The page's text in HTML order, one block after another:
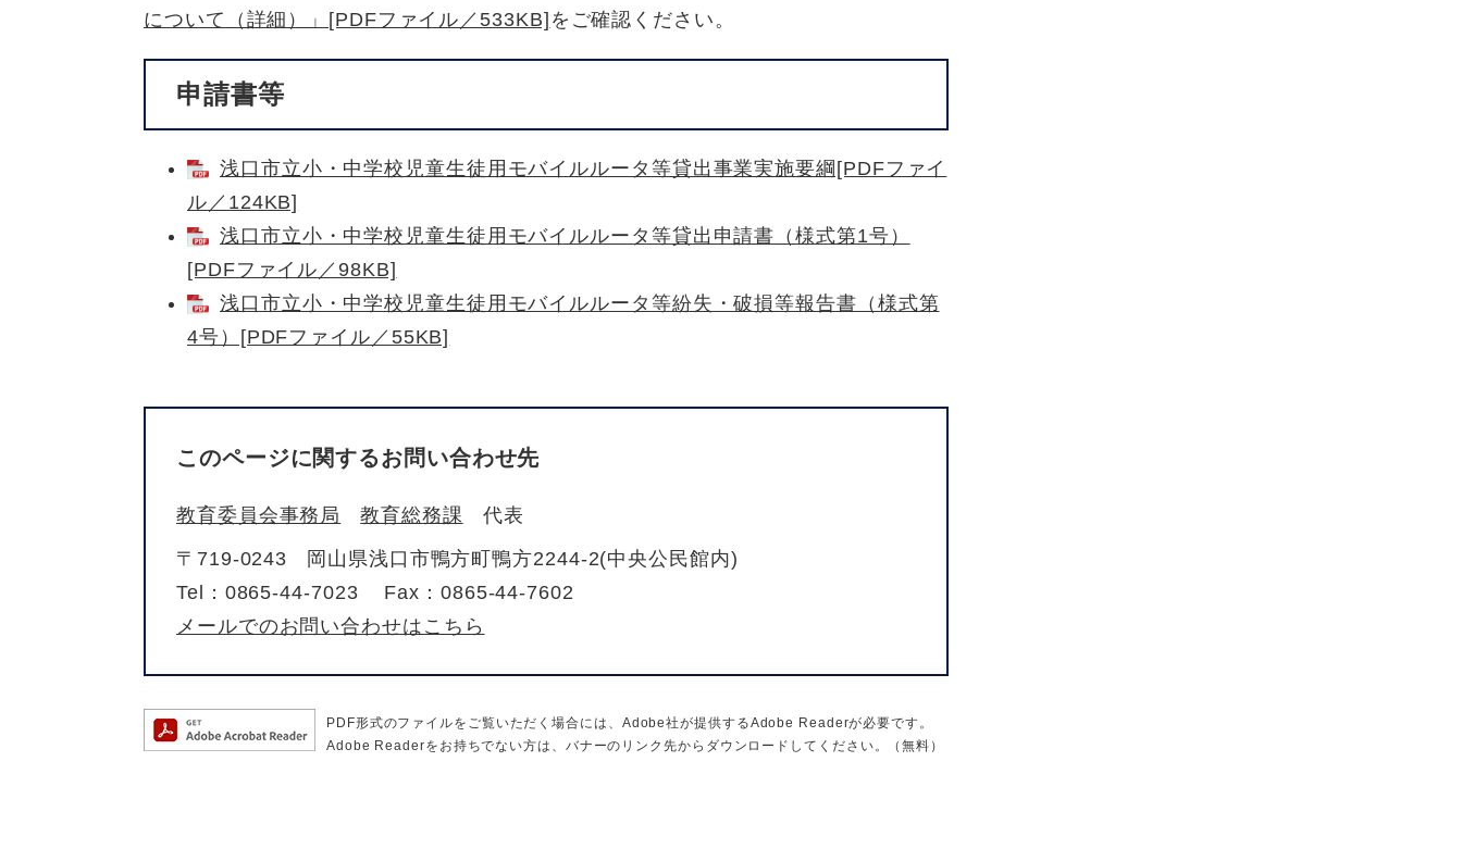
について（詳細）」[PDFファイル／533KB] ​をご確認ください。
申請書等
浅口市立小・中学校児童生徒用モバイルルータ等貸出事業実施要綱[PDFファイ
ル／124KB]
浅口市立小・中学校児童生徒用モバイルルータ等貸出申請書（様式第1号）
[PDFファイル／98KB]
浅口市立小・中学校児童生徒用モバイルルータ等紛失・破損等報告書（様式第
4号）[PDFファイル／55KB]
このページに関するお問い合わせ先
教育委員会事務局 教育総務課
代表
〒719-0243
岡山県浅口市鴨方町鴨方2244-2(中央公民館内)
Tel：0865-44-7023
Fax：0865-44-7602
メールでのお問い合わせはこちら
PDF形式のファイルをご覧いただく場合には、Adobe社が提供するAdobe Readerが必要です。
Adobe Readerをお持ちでない方は、バナーのリンク先からダウンロードしてください。（無料）